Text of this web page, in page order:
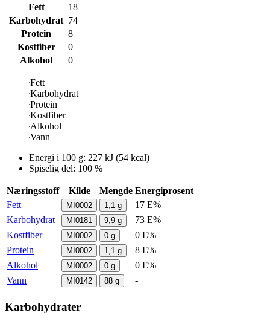
Fett
18
Karbohydrat 74
Protein
8
Kostfiber
0
Alkohol
0
Fett
Karbohydrat
Protein
Kostfiber
Alkohol
Vann
Energi i 100 g: 227 kJ (54 kcal)
Spiselig del: 100 %
Næringsstoff Kilde Mengde Energiprosent
Fett
MI0002 1,1 g
17 E%
Karbohydrat
MI0181 9,9 g
73 E%
Kostfiber
MI0002 0 g
0 E%
Protein
MI0002 1,1 g
8 E%
Alkohol
MI0002 0 g
0 E%
Vann
MI0142 88 g -
Karbohydrater